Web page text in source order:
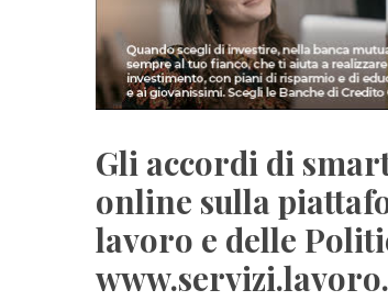
Gli accordi di
online sulla
lavoro e delle